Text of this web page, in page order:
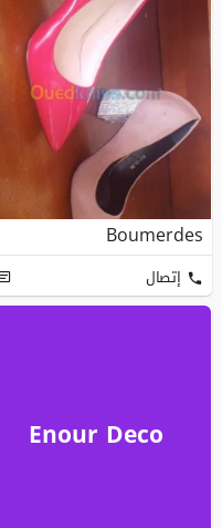
Boumerdes
إتصال
Enour Deco